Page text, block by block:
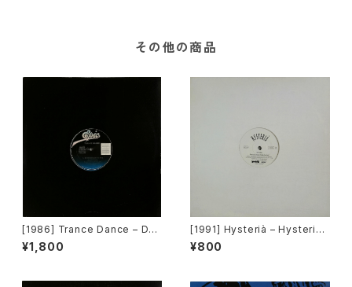
その他の商品
[1986] Trance Dance – Do
The Dance [Epic]
¥1,800
[1991] Hysterià – Hysteria
(There's No Reason To Be
Disturbed) [T.A.O.B. Danc
¥800